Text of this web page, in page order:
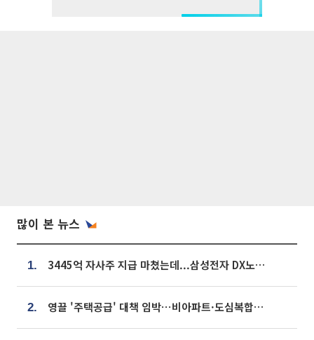
많이 본 뉴스
1. 3445억 자사주 지급 마쳤는데...삼성전자 DX노조, 뒤늦은 '떼쓰기 집회'
2. 영끌 '주택공급' 대책 임박⋯비아파트·도심복합까지 총동원